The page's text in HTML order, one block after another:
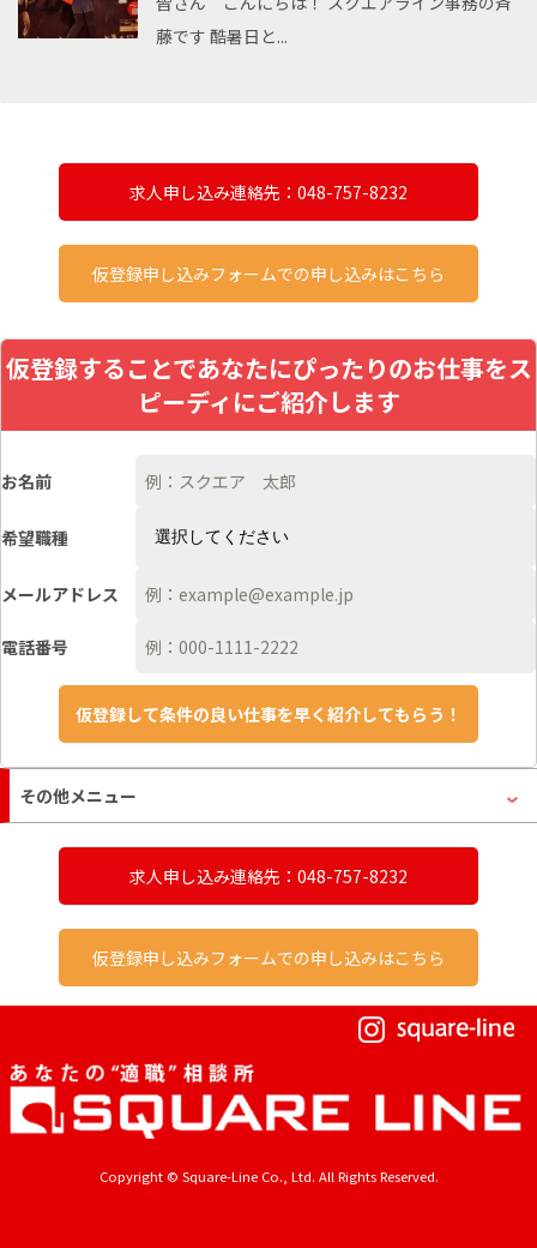
藤です 酷暑日と...
求人申し込み連絡先：048-757-8232
仮登録申し込みフォームでの申し込みはこちら
仮登録することであなたにぴったりのお仕事をス
ピーディにご紹介します
お名前
希望職種
メールアドレス
電話番号
その他メニュー
求人申し込み連絡先：048-757-8232
仮登録申し込みフォームでの申し込みはこちら
Copyright © Square-Line Co., Ltd. All Rights Reserved.